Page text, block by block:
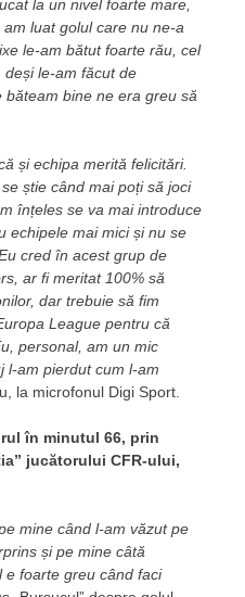
la un nivel foarte mare,
luat golul care nu ne-a
le-am bătut foarte rău, cel
le-am făcut de
bine ne era greu să
și echipa merită felicitări.
știe când mai poți să joci
înțeles se va mai introduce
echipele mai mici și nu se
cred în acest grup de
ar fi meritat 100% să
dar trebuie să fim
League pentru că
personal, am un mic
l-am pierdut cum l-am
la microfonul Digi Sport.
în minutul 66, prin
jucătorului CFR-ului,
mine când l-am văzut pe
și pe mine câtă
e foarte greu când faci